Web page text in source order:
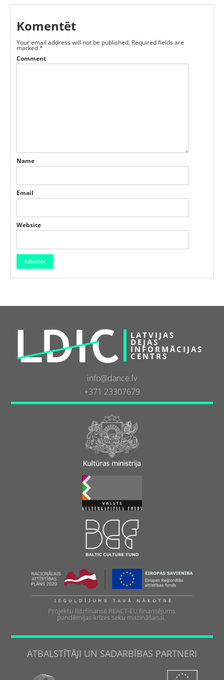
Komentēt
Your email address will not be published. Required fields are
marked*
Comment
Name
Email
Website
LATVIJAS
DEJAS
INFORMĀCIJAS
CENTRS
info@dance.lv
+371 23307679
Projektu līdzfinansē REACT-EU finansējums
pandēmijas krīzes seku mazināšanai.
ATBALSTĪTĀJI UN SADARBĪBAS PARTNERI